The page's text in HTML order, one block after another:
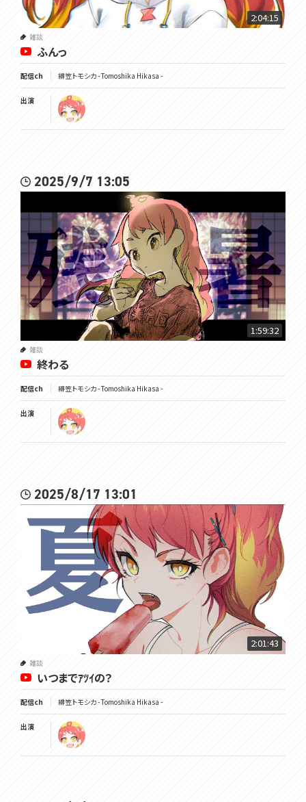
2:04:15
雑談
ふんっ
配信ch 緋笠トモシカ - Tomoshika Hikasa -
出演
2025/9/7 13:05
1:59:32
雑談
終わる
配信ch 緋笠トモシカ - Tomoshika Hikasa -
出演
2025/8/17 13:01
2:01:43
雑談
いつまでｱﾂｲの？
配信ch 緋笠トモシカ - Tomoshika Hikasa -
出演